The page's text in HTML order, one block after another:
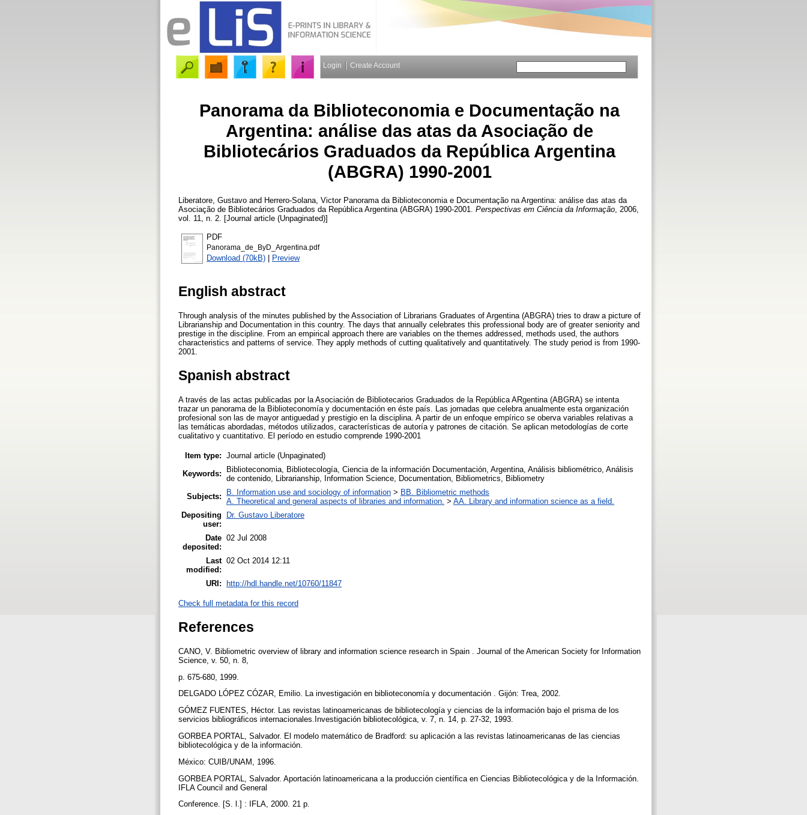
Login Create Account
Panorama da Biblioteconomia e Documentação na
Argentina: análise das atas da Asociação de
Bibliotecários Graduados da República Argentina
(ABGRA) 1990-2001
Liberatore, Gustavo and Herrero-Solana, VictorPanorama da Biblioteconomia e Documentação na Argentina: análise das atas da
Asociação de Bibliotecários Graduados da República Argentina (ABGRA) 1990-2001. Perspectivas em Ciência da Informação , 2006,
vol. 11, n. 2. [Journal article (Unpaginated)]
PDF
Panorama_de_ByD_Argentina.pdf
Download (70kB) | Preview
English abstract
Through analysis of the minutes published by the Association of Librarians Graduates of Argentina (ABGRA) tries to draw a picture of
Librarianship and Documentation in this country. The days that annually celebrates this professional body are of greater seniority and
prestige in the discipline. From an empirical approach there are variables on the themes addressed, methods used, the authors
characteristics and patterns of service. They apply methods of cutting qualitatively and quantitatively. The study period is from 1990-
2001.
Spanish abstract
A través de las actas publicadas por la Asociación de Bibliotecarios Graduados de la República ARgentina (ABGRA) se intenta
trazar un panorama de la Biblioteconomía y documentación en éste país. Las jornadas que celebra anualmente esta organización
profesional son las de mayor antiguedad y prestigio en la disciplina. A partir de un enfoque empírico se oberva variables relativas a
las temáticas abordadas, métodos utilizados, características de autoría y patrones de citación. Se aplican metodologías de corte
cualitativo y cuantitativo. El período en estudio comprende 1990-2001
Item type: Journal article (Unpaginated)
Keywords:
Biblioteconomia, Bibliotecología, Ciencia de la información Documentación, Argentina, Análisis bibliométrico, Análisis
de contenido, Librarianship, Information Science, Documentation, Bibliometrics, Bibliometry
Subjects:
B. Information use and sociology of information > BB. Bibliometric methods
A. Theoretical and general aspects of libraries and information. > AA. Library and information science as a field.
Depositing
user:
Dr. Gustavo Liberatore
Date
deposited:
02 Jul 2008
Last
modified:
02 Oct 2014 12:11
URI: http://hdl.handle.net/10760/11847
Check full metadata for this record
References
CANO, V. Bibliometric overview of library and information science research in Spain . Journal of the American Society for Information
Science, v. 50, n. 8,
p. 675-680, 1999.
DELGADO LÓPEZ CÓZAR, Emilio. La investigación en biblioteconomía y documentación . Gijón: Trea, 2002.
GÓMEZ FUENTES, Héctor. Las revistas latinoamericanas de bibliotecología y ciencias de la información bajo el prisma de los
servicios bibliográficos internacionales.Investigación bibliotecológica, v. 7, n. 14, p. 27-32, 1993.
GORBEA PORTAL, Salvador. El modelo matemático de Bradford: su aplicación a las revistas latinoamericanas de las ciencias
bibliotecológica y de la información.
México: CUIB/UNAM, 1996.
GORBEA PORTAL, Salvador. Aportación latinoamericana a la producción científica en Ciencias Bibliotecológica y de la Información.
IFLA Council and General
Conference. [S. l.] : IFLA, 2000. 21 p.